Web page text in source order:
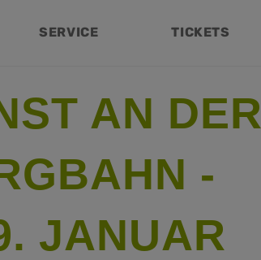
SERVICE TICKETS
AN DER
-
JANUAR